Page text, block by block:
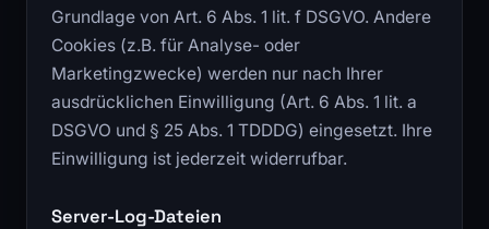
Grundlage von Art. 6 Abs. 1 lit. f DSGVO. Andere
Cookies (z.B. für Analyse- oder
Marketingzwecke) werden nur nach Ihrer
ausdrücklichen Einwilligung (Art. 6 Abs. 1 lit. a
DSGVO und § 25 Abs. 1 TDDDG) eingesetzt. Ihre
Einwilligung ist jederzeit widerrufbar.
Server-Log-Dateien